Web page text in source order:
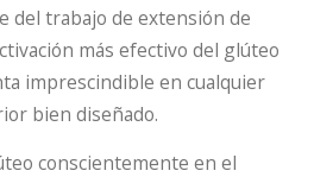
del trabajo de extensión de
más efectivo del glúteo
imprescindible en cualquier
bien diseñado.
conscientemente en el